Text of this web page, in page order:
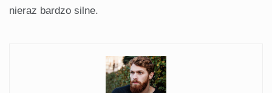
nieraz bardzo silne.